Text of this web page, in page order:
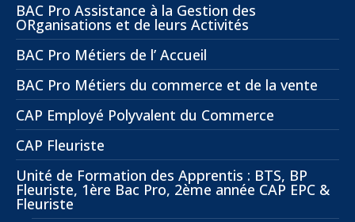
BAC Pro Assistance à la Gestion des
ORganisations et de leurs Activités
BAC Pro Métiers de l’ Accueil
BAC Pro Métiers du commerce et de la vente
CAP Employé Polyvalent du Commerce
CAP Fleuriste
Unité de Formation des Apprentis : BTS, BP
Fleuriste, 1ère Bac Pro, 2ème année CAP EPC &
Fleuriste